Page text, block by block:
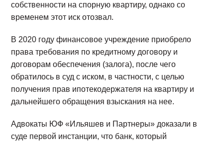
собственности на спорную квартиру, однако со
временем этот иск отозвал.
В 2020 году финансовое учреждение приобрело
права требования по кредитному договору и
договорам обеспечения (залога), после чего
обратилось в суд с иском, в частности, с целью
получения прав ипотекодержателя на квартиру и
дальнейшего обращения взыскания на нее.
Адвокаты ЮФ «Ильяшев и Партнеры» доказали в
суде первой инстанции, что банк, который